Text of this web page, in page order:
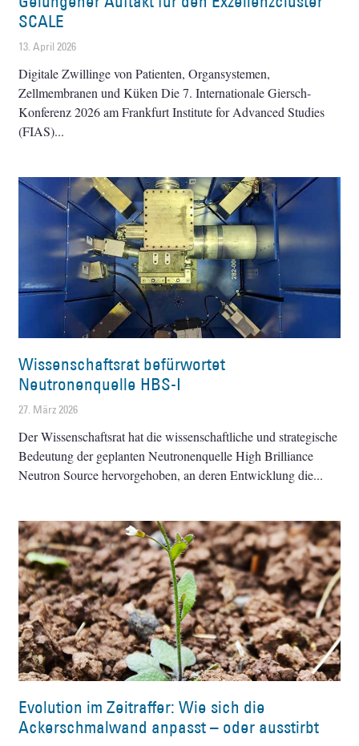
SCALE
13. April 2026
Digitale Zwillinge von Patienten, Organsystemen,
Zellmembranen und Küken Die 7. Internationale Giersch-
Konferenz 2026 am Frankfurt Institute for Advanced Studies
(FIAS)
Wissenschaftsrat befürwortet
Neutronenquelle HBS-I
27. März 2026
Der Wissenschaftsrat hat die wissenschaftliche und strategische
Bedeutung der geplanten Neutronenquelle High Brilliance
Neutron Source hervorgehoben, an deren Entwicklung die
Evolution im Zeitraffer: Wie sich die
Ackerschmalwand anpasst – oder ausstirbt